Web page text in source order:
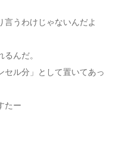
言うわけじゃないんだよ
んだ。
セル分」として置いてあっ
ー